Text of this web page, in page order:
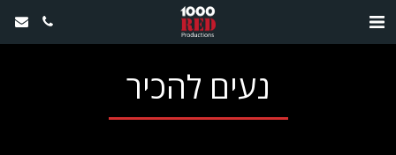
נעים להכיר